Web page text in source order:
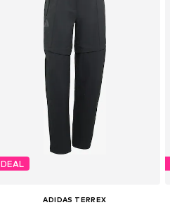
DEAL
ADIDAS TERREX